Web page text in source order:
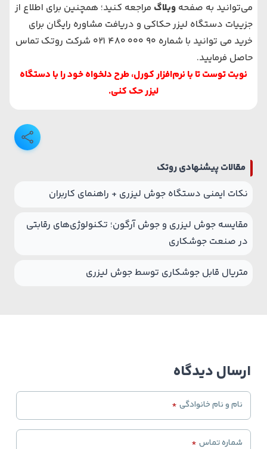
می‌توانید به صفحه وبلاگ مراجعه کنید؛ همچنین برای اطلاع از
جزییات دستگاه لیزر حکاکی و دریافت مشاوره رایگان برای
خرید می توانید با شماره 90 000 480 021 شرکت روتک
تماس
حاصل فرمایید.
نوبت توست تا با نرم‌افزار کورل، طرح دلخواه خود را با دستگاه
لیزر حک کنی.
مقالات پیشنهادی روتک
نکات ایمنی دستگاه جوش لیزری + راهنمای کاربران
مقایسه جوش لیزری و جوش آرگون؛ تکنولوژی‌های رقابتی
در صنعت جوشکاری
متریال قابل جوشکاری توسط جوش لیزری
ارسال دیدگاه
نام و نام خانوادگی *
شماره تماس *